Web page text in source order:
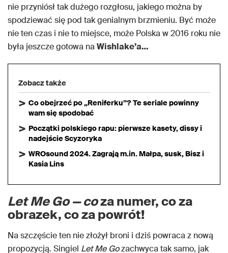
nie przyniósł tak dużego rozgłosu, jakiego można by
spodziewać się pod tak genialnym brzmieniu. Być może
nie ten czas i nie to miejsce, może Polska w 2016 roku nie
była jeszcze gotowa naWishlake’a…
Zobacz także
Co obejrzeć po „Reniferku”? Te seriale powinny
wam się spodobać
Początki polskiego rapu: pierwsze kasety, dissy i
nadejście Scyzoryka
WROsound 2024. Zagrają m.in. Małpa, susk, Bisz i
Kasia Lins
Let Me Go — coza numer, co za
obrazek, co za powrót!
Na szczęście ten nie złożył broni i dziś powraca z nową
propozycją. Singiel Let Me Gozachwyca tak samo, jak